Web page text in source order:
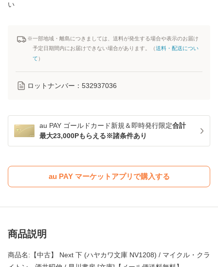
い
※一部地域・離島につきましては、送料が発生する場合や表示のお届け
予定日期間内にお届けできない場合があります。（送料・配送につい
て ）
ロットナンバー： 532937036
au PAY ゴールドカード新規＆即時発行限定合計
最大23,000Pもらえる※諸条件あり
au PAY マーケットアプリで購入する
商品説明
商品名:【中古】 Next 下 (ハヤカワ文庫 NV1208) / マイクル・クラ